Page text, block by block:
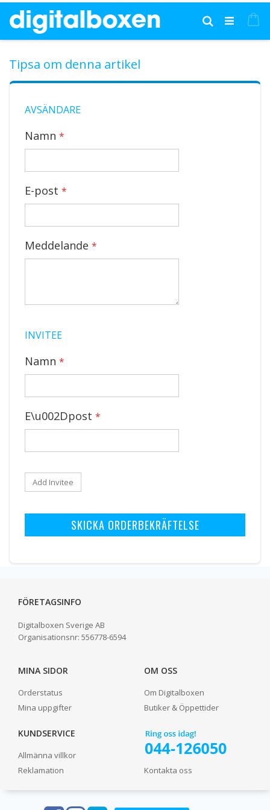
till
innehållet
Sök
Tipsa om denna artikel
AVSÄNDARE
Namn
E-post
Meddelande
INVITEE
Namn
E\u002Dpost
Add Invitee
SKICKA ORDERBEKRÄFTELSE
FÖRETAGSINFO
Digitalboxen Sverige AB
Organisationsnr: 556778-6594
MINA SIDOR
Orderstatus
Mina uppgifter
OM OSS
Om Digitalboxen
Butiker & Öppettider
KUNDSERVICE
Allmänna villkor
Reklamation
Kontakta oss